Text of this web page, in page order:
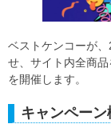
ベストケンコーが
せ、サイト内全商
を開催します。
キャンペーン